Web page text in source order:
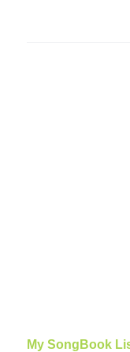
My SongBook